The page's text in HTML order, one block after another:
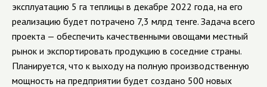
эксплуатацию 5 га теплицы в декабре 2022 года, на его
реализацию будет потрачено 7,3 млрд тенге. Задача всего
проекта — обеспечить качественными овощами местный
рынок и экспортировать продукцию в соседние страны.
Планируется, что к выходу на полную производственную
мощность на предприятии будет создано 500 новых